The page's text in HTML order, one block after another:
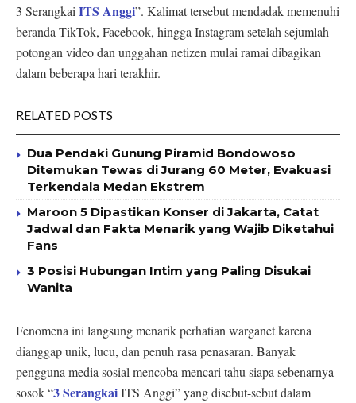
3 Serangkai ITS Anggi”. Kalimat tersebut mendadak memenuhi
beranda TikTok, Facebook, hingga Instagram setelah sejumlah
potongan video dan unggahan netizen mulai ramai dibagikan
dalam beberapa hari terakhir.
RELATED POSTS
Dua Pendaki Gunung Piramid Bondowoso
Ditemukan Tewas di Jurang 60 Meter, Evakuasi
Terkendala Medan Ekstrem
Maroon 5 Dipastikan Konser di Jakarta, Catat
Jadwal dan Fakta Menarik yang Wajib Diketahui
Fans
3 Posisi Hubungan Intim yang Paling Disukai
Wanita
Fenomena ini langsung menarik perhatian warganet karena
dianggap unik, lucu, dan penuh rasa penasaran. Banyak
pengguna media sosial mencoba mencari tahu siapa sebenarnya
sosok “3 SerangkaiITS Anggi” yang disebut-sebut dalam